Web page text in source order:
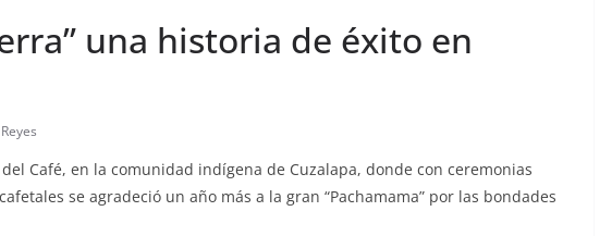
una historia de éxito en
Café, en la comunidad indígena de Cuzalapa, donde con ceremonias
se agradeció un año más a la gran “Pachamama” por las bondades